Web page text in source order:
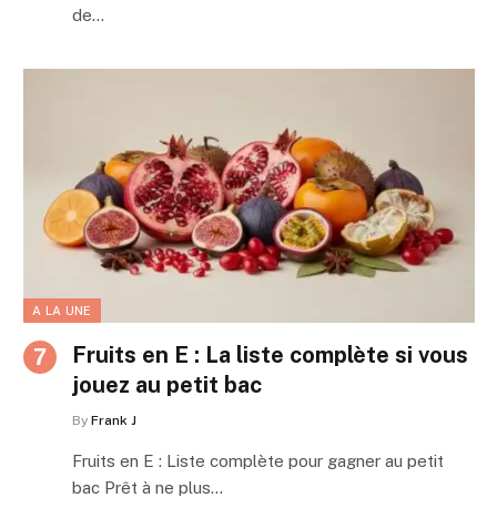
de…
A LA UNE
Fruits en E : La liste complète si vous
jouez au petit bac
By Frank J
Fruits en E : Liste complète pour gagner au petit
bac Prêt à ne plus…